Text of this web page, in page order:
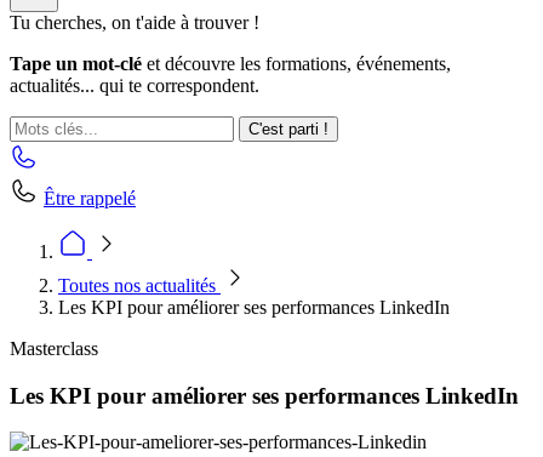
Tu cherches, on t'aide à trouver !
Tape un mot-clé et découvre les formations, événements,
actualités... qui te correspondent.
C'est parti !
Être rappelé
Toutes nos actualités
Les KPI pour améliorer ses performances LinkedIn
Masterclass
Les KPI pour améliorer ses performances LinkedIn